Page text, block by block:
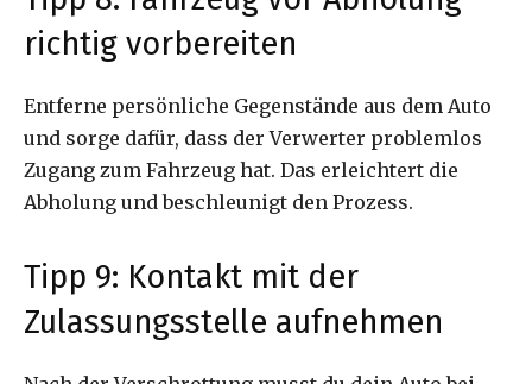
richtig vorbereiten
Entferne persönliche Gegenstände aus dem Auto
und sorge dafür, dass der Verwerter problemlos
Zugang zum Fahrzeug hat. Das erleichtert die
Abholung und beschleunigt den Prozess.
Tipp 9: Kontakt mit der
Zulassungsstelle aufnehmen